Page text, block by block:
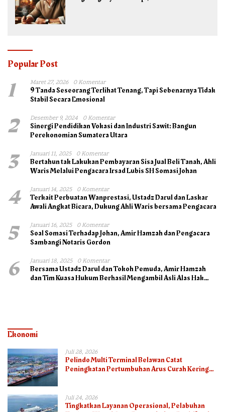
Popular Post
1 Maret 27, 2026 0 Komentar
9 Tanda Seseorang Terlihat Tenang, Tapi Sebenarnya Tidak
Stabil Secara Emosional
2 Desember 9, 2024 0 Komentar
Sinergi Pendidikan Vokasi dan Industri Sawit: Bangun
Perekonomian Sumatera Utara
3 Januari 11, 2025 0 Komentar
Bertahun tak Lakukan Pembayaran Sisa Jual Beli Tanah, Ahli
Waris Melalui Pengacara Irsad Lubis SH Somasi Johan
4 Januari 14, 2025 0 Komentar
Terkait Perbuatan Wanprestasi, Ustadz Darul dan Laskar
Awali Angkat Bicara, Dukung Ahli Waris bersama Pengacara
5 Januari 16, 2025 0 Komentar
Soal Somasi Terhadap Johan, Amir Hamzah dan Pengacara
Sambangi Notaris Gordon
6 Januari 18, 2025 0 Komentar
Bersama Ustadz Darul dan Tokoh Pemuda, Amir Hamzah
dan Tim Kuasa Hukum Berhasil Mengambil Asli Alas Hak
Ekonomi
Juli 28, 2026
Pelindo Multi Terminal Belawan Catat
Peningkatan Pertumbuhan Arus Curah Kering
Juli 24, 2026
Tingkatkan Layanan Operasional, Pelabuhan